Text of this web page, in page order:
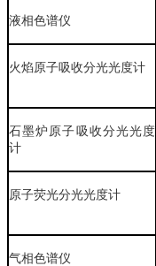
液相色谱仪
火焰原子吸收分光光度计
石墨炉原子吸收分光光度
计
原子荧光分光光度计
气相色谱仪